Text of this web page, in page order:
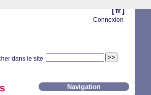
[ fr ]
Connexion
dans le site
Navigation